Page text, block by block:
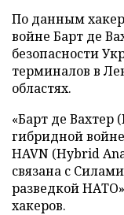
По данным
войне Барт де
безопасности
терминалов в
областях.
«Барт де Вахтер
гибридной
HAVN (Hybrid
связана с
разведкой
хакеров.